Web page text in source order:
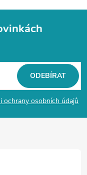
ochrany osobních údajů
ODEBÍRAT